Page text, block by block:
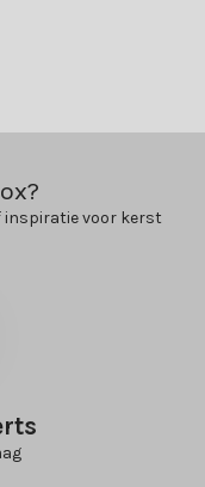
inspiratie voor kerst